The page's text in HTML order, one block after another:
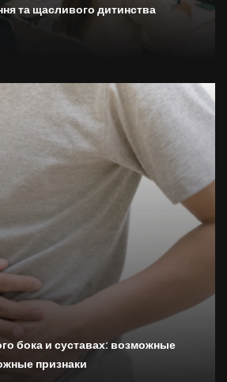
та щасливого дитинства
бока и суставах: возможные
признаки